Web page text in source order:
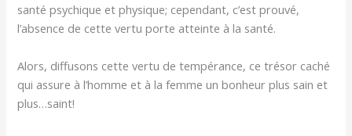
santé psychique et physique; cependant, c’est prouvé,
l’absence de cette vertu porte atteinte à la santé.
Alors, diffusons cette vertu de tempérance, ce trésor caché
qui assure à l’homme et à la femme un bonheur plus sain et
plus…saint!